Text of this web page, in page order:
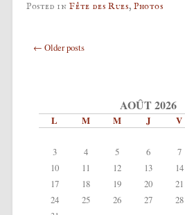
Posted inFête des Rues, Photos
Post navigation
← Older posts
AOÛT 2026
L M M J V
3
4 5 6 7
10
11 12 13 14
17
18 19 20 21
24
25 26 27 28